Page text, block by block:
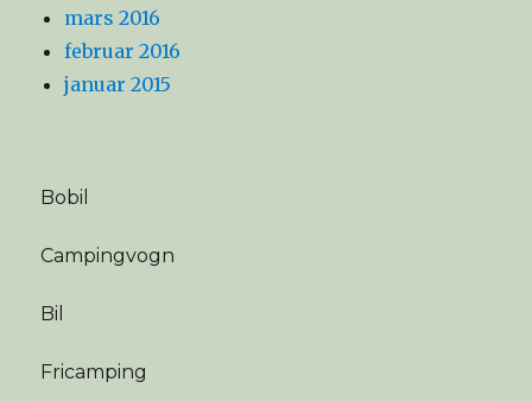
mars 2016
februar 2016
januar 2015
Bobil
Campingvogn
Bil
Fricamping